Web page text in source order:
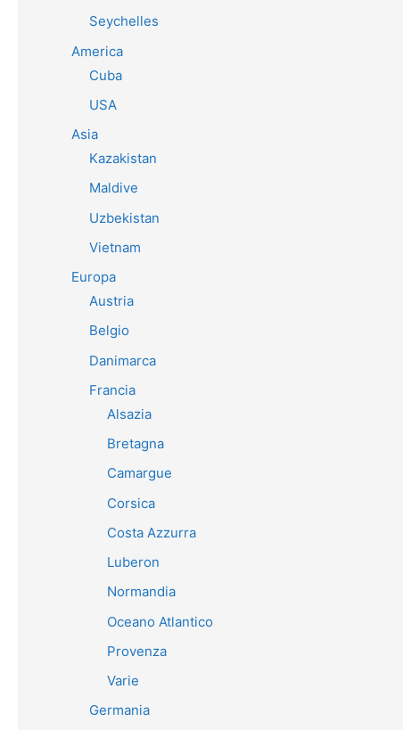
Seychelles
America
Cuba
USA
Asia
Kazakistan
Maldive
Uzbekistan
Vietnam
Europa
Austria
Belgio
Danimarca
Francia
Alsazia
Bretagna
Camargue
Corsica
Costa Azzurra
Luberon
Normandia
Oceano Atlantico
Provenza
Varie
Germania